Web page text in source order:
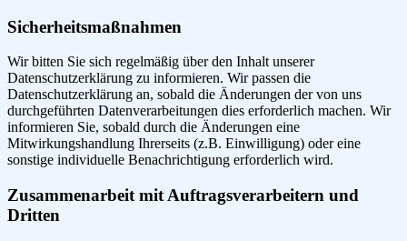
Sicherheitsmaßnahmen
Wir bitten Sie sich regelmäßig über den Inhalt unserer
Datenschutzerklärung zu informieren. Wir passen die
Datenschutzerklärung an, sobald die Änderungen der von uns
durchgeführten Datenverarbeitungen dies erforderlich machen. Wir
informieren Sie, sobald durch die Änderungen eine
Mitwirkungshandlung Ihrerseits (z.B. Einwilligung) oder eine
sonstige individuelle Benachrichtigung erforderlich wird.
Zusammenarbeit mit Auftragsverarbeitern und
Dritten